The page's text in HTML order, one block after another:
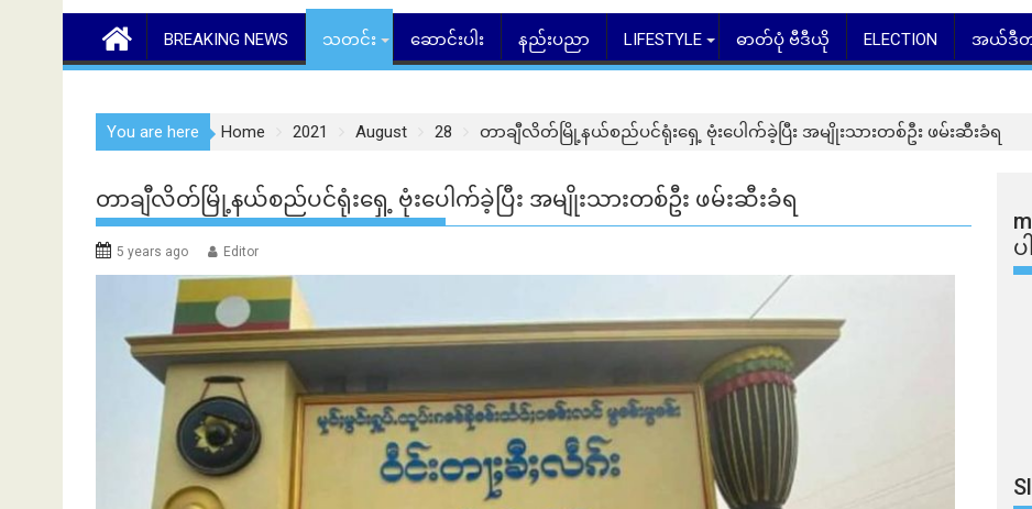
BREAKING NEWS သတင်း ဆောင်းပါး နည်းပညာ LIFESTYLE ဓာတ်ပုံ ဗီဒီယို ELECTION အယ်ဒီတ
You are here Home 2021 August 28 တာချီလိတ်​မြို့နယ်​စည်​ပင်​ရုံး​ရှေ့ ဗုံးပေါက်ခဲ့ပြီး အမျိုးသားတစ်ဦး ဖမ်းဆီးခံရ
တာချီလိတ်​မြို့နယ်​စည်​ပင်​ရုံး​ရှေ့ ဗုံးပေါက်ခဲ့ပြီး အမျိုးသားတစ်ဦး ဖမ်းဆီးခံရ
5 years ago Editor
ပါ